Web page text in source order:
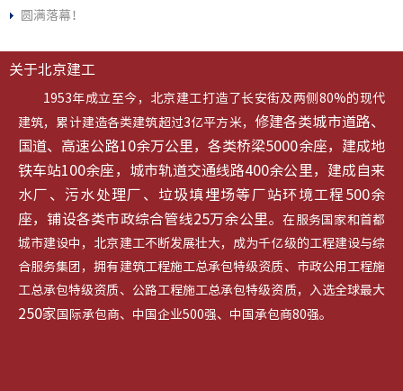
圆满落幕！
关于北京建工
1953年成立至今，北京建工打造了长安街及两侧80%的现代
建筑，累计建造各类建筑超过3亿平方米， 修建各类城市道路、
国道、高速公路10余万公里，各类桥梁5000余座，建成地
铁车站100余座，城市轨道交通线路400余公里，建成自来
水厂、污水处理厂、垃圾填埋场等厂站环境工程500余
座，铺设各类市政综合管线25万余公里。在服务国家和首都
城市建设中，北京建工不断发展壮大，成为千亿级的工程建设与综
合服务集团，拥有建筑工程施工总承包特级资质、市政公用工程施
工总承包特级资质、公路工程施工总承包特级资质，入选全球最大
250家 国际承包商、中国企业500强、中国承包商80强。